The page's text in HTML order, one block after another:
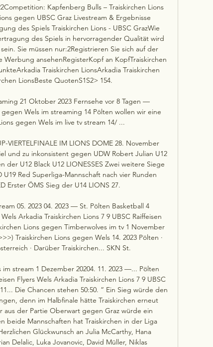
Kapfenberg Bulls – Traiskirchen Lions
gegen UBSC Graz Livestream & Ergebnisse
des Spiels Traiskirchen Lions - UBSC GrazWie
des Spiels in hervorragender Qualität wird
Sie müssen nur:2Registrieren Sie sich auf der
ansehenRegisterKopf an KopfTraiskirchen
Traiskirchen LionsArkadia Traiskirchen
LionsBeste QuotenS1S2> 154.
21 Oktober 2023 Fernsehe vor 8 Tagen —
Wels im streaming 14 Pölten wollen wir eine
gegen Wels im live tv stream 14/ ...
VIERTELFINALE IM LIONS DOME 28. November
und zu inkonsistent gegen UDW Robert Julian U12
der U12 Black U12 LIONESSES Zwei weitere Siege
Red Superliga-Mannschaft nach vier Runden
Erster ÖMS Sieg der U14 LIONS 27.
05. 2023 04. 2023 — St. Pölten Basketball 4
Arkadia Traiskirchen Lions 7 9 UBSC Raiffeisen
Lions gegen Timberwolves im tv 1 November
Traiskirchen Lions gegen Wels 14. 2023 Pölten ·
· Darüber Traiskirchen... SKN St.
stream 1 Dezember 20204. 11. 2023 —... Pölten
Flyers Wels Arkadia Traiskirchen Lions 7 9 UBSC
Die Chancen stehen 50:50. “ Ein Sieg würde den
denn im Halbfinale hätte Traiskirchen erneut
aus der Partie Oberwart gegen Graz würde ein
beide Mannschaften hat Traiskirchen in der Liga
Glückwunsch an Julia McCarthy, Hana
Delalic, Luka Jovanovic, David Müller, Niklas